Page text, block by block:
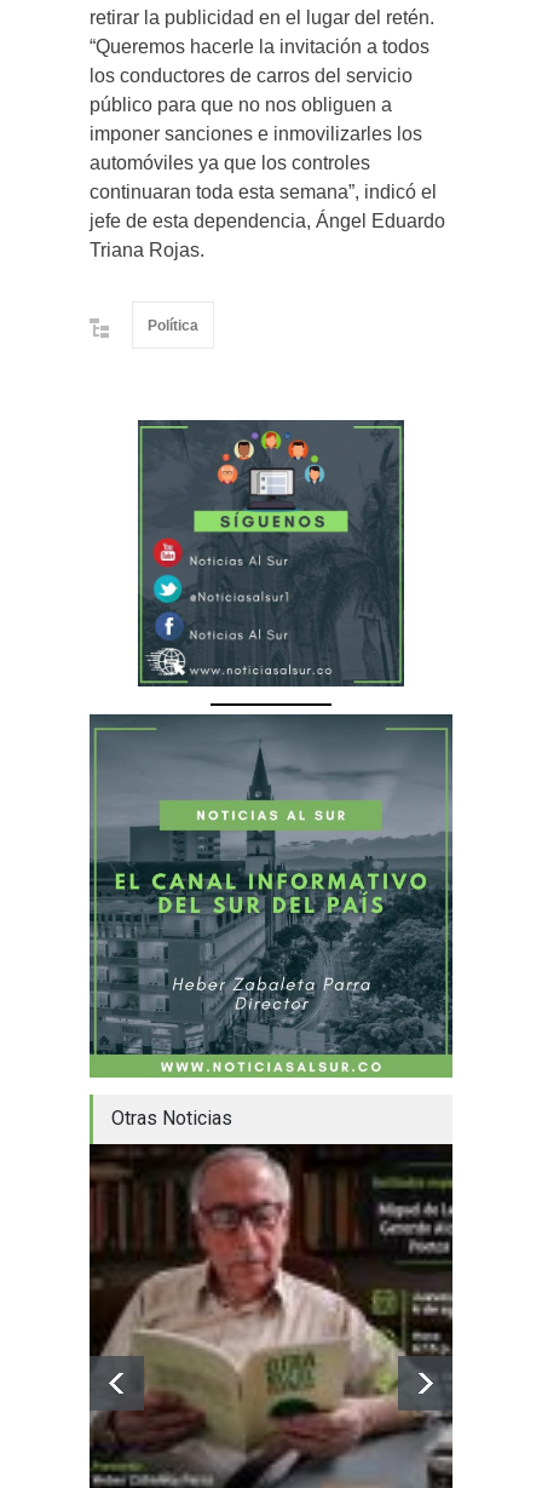
retirar la publicidad en el lugar del retén.
“Queremos hacerle la invitación a todos
los conductores de carros del servicio
público para que no nos obliguen a
imponer sanciones e inmovilizarles los
automóviles ya que los controles
continuaran toda esta semana”, indicó el
jefe de esta dependencia, Ángel Eduardo
Triana Rojas.
Política
Otras Noticias